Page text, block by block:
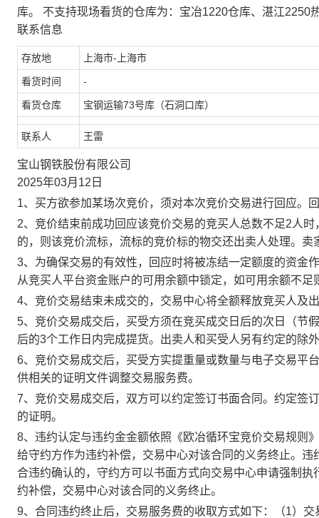
库。 不支持现场看货的仓库为：宝冶1220仓库、湛江2250
联系信息
存放地 上海市-上海市
看货时间 -
看货仓库 宝钢运输73号库（石洞口库）
联系人 王雷
宝山钢铁股份有限公司
2025年03月12日
1、买方欲参加某场次竞价，须对本次竞价交易进行回应。
2、竞价结束前成功回应该竞价交易的竞买人总数不足2人
的，则该竞价流标，流标的竞价标的物交还出卖人处理。
3、为确保交易的有效性，回应时将被冻结一定额度的资金
从竞买人平台资金账户的可用余额中锁定，如可用余额不足
4、竞价交易结束未成交的，交易中心将全额释放竞买人及
5、竞价交易成交后，买受方须在竞买成交日后的次日（节
后的3个工作日内完成提货。出卖人和买受人另有约定的除
6、竞价交易成交后，买受方实提重量或数量与电子交易平
供相关的证明文件调整交易服务费。
7、竞价交易成交后，双方可以约定签订书面合同。约定签
的证明。
8、违约认定与违约金金额依照《欧冶循环宝竞价交易规则
给守约方作为违约补偿，交易中心对该合同的义务终止。
合违约确认的，守约方可以书面方式向交易中心申请强制
约补偿，交易中心对该合同的义务终止。
9、合同违约终止后，交易服务费的收取方式如下：（1）